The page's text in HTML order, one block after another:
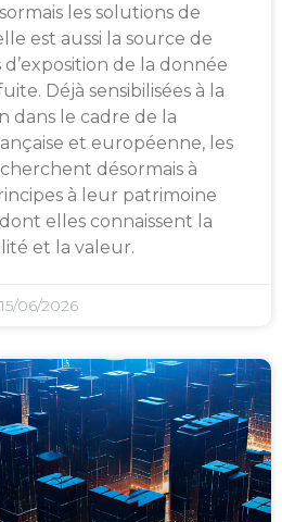
les solutions de
est aussi la source de
de la donnée
Déjà sensibilisées à la
dans le cadre de la
et européenne, les
désormais à
à leur patrimoine
elles connaissent la
et la valeur.
15/06/2026